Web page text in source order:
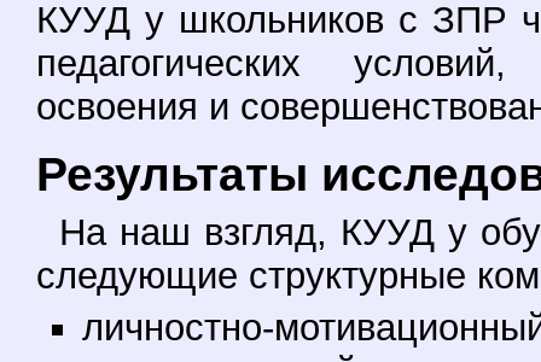
КУУД у школьников с ЗПР
педагогических
освоения и
Результаты
На наш взгляд, КУУД у
следующие структурные
личностно-